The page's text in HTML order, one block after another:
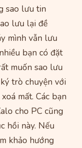
sao lưu tin
lưu lại đề
mình vẫn lưu
bạn có đặt
muốn sao lưu
trò chuyện với
mất. Các bạn
cho PC cũng
hồi này. Nếu
khảo hướng